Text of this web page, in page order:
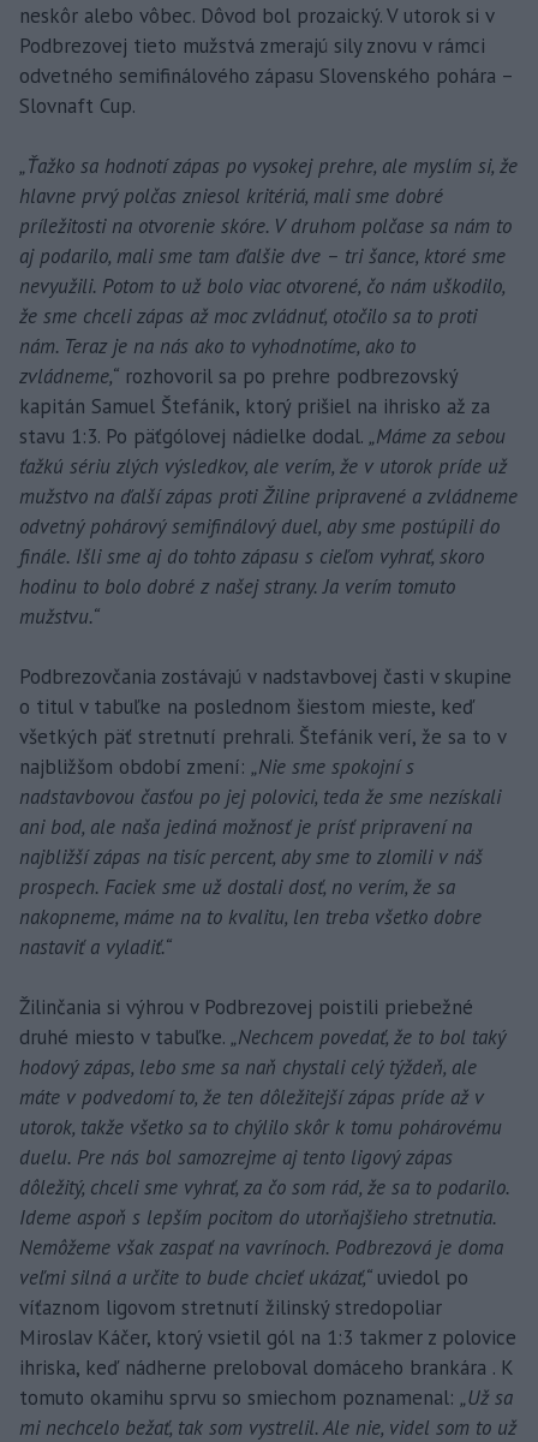
neskôr alebo vôbec. Dôvod bol prozaický. V utorok si v
Podbrezovej tieto mužstvá zmerajú sily znovu v rámci
odvetného semifinálového zápasu Slovenského pohára –
Slovnaft Cup.
„Ťažko sa hodnotí zápas po vysokej prehre, ale myslím si, že
hlavne prvý polčas zniesol kritériá, mali sme dobré
príležitosti na otvorenie skóre. V druhom polčase sa nám to
aj podarilo, mali sme tam ďalšie dve – tri šance, ktoré sme
nevyužili. Potom to už bolo viac otvorené, čo nám uškodilo,
že sme chceli zápas až moc zvládnuť, otočilo sa to proti
nám. Teraz je na nás ako to vyhodnotíme, ako to
zvládneme,“ rozhovoril sa po prehre podbrezovský
kapitán Samuel Štefánik, ktorý prišiel na ihrisko až za
stavu 1:3. Po päťgólovej nádielke dodal. „Máme za sebou
ťažkú sériu zlých výsledkov, ale verím, že v utorok príde už
mužstvo na ďalší zápas proti Žiline pripravené a zvládneme
odvetný pohárový semifinálový duel, aby sme postúpili do
finále. Išli sme aj do tohto zápasu s cieľom vyhrať, skoro
hodinu to bolo dobré z našej strany. Ja verím tomuto
mužstvu.“
Podbrezovčania zostávajú v nadstavbovej časti v skupine
o titul v tabuľke na poslednom šiestom mieste, keď
všetkých päť stretnutí prehrali. Štefánik verí, že sa to v
najbližšom období zmení: „Nie sme spokojní s
nadstavbovou časťou po jej polovici, teda že sme nezískali
ani bod, ale naša jediná možnosť je prísť pripravení na
najbližší zápas na tisíc percent, aby sme to zlomili v náš
prospech. Faciek sme už dostali dosť, no verím, že sa
nakopneme, máme na to kvalitu, len treba všetko dobre
nastaviť a vyladiť.“
Žilinčania si výhrou v Podbrezovej poistili priebežné
druhé miesto v tabuľke. „Nechcem povedať, že to bol taký
hodový zápas, lebo sme sa naň chystali celý týždeň, ale
máte v podvedomí to, že ten dôležitejší zápas príde až v
utorok, takže všetko sa to chýlilo skôr k tomu pohárovému
duelu. Pre nás bol samozrejme aj tento ligový zápas
dôležitý, chceli sme vyhrať, za čo som rád, že sa to podarilo.
Ideme aspoň s lepším pocitom do utorňajšieho stretnutia.
Nemôžeme však zaspať na vavrínoch. Podbrezová je doma
veľmi silná a určite to bude chcieť ukázať,“ uviedol po
víťaznom ligovom stretnutí žilinský stredopoliar
Miroslav Káčer, ktorý vsietil gól na 1:3 takmer z polovice
ihriska, keď nádherne preloboval domáceho brankára . K
tomuto okamihu sprvu so smiechom poznamenal: „Už sa
mi nechcelo bežať, tak som vystrelil. Ale nie, videl som to už